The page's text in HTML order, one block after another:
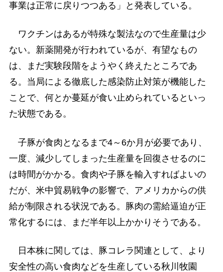
事業は正常に戻りつつある」と発表している。
ワクチンはあるが特殊な製法なので生産量は少
ない。新薬開発が行われているが、有望なもの
は、まだ実験段階をようやく終えたところであ
る。当局による徹底した感染防止対策が機能した
ことで、何とか蔓延が食い止められているといっ
た状態である。
子豚が食肉となるまで4～6か月が必要であり、
一度、減少してしまった生産量を回復させるのに
は時間がかかる。食肉や子豚を輸入すればよいの
だが、米中貿易戦争の影響で、アメリカからの供
給が制限される状況である。豚肉の需給逼迫が正
常化するには、まだ半年以上かかりそうである。
日本株に関しては、豚コレラ関連として、より
安全性の高い食肉などを生産している秋川牧園